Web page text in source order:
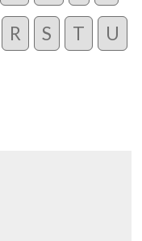
R S T U